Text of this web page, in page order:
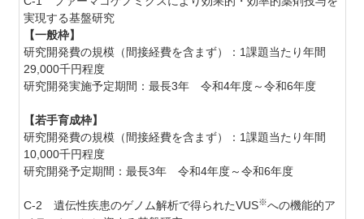
実現する基盤研究
【一般枠】
研究開発費の規模（間接経費を含まず）： 1課題当たり年間
29,000千円程度
研究開発実施予定期間：最長3年 令和4年度～令和6年度
【若手育成枠】
研究開発費の規模（間接経費を含まず）： 1課題当たり年間
10,000千円程度
研究開発予定期間：最長3年 令和4年度～令和6年度
C-2 遺伝性疾患のゲノム解析で得られたVUS※への機能的ア